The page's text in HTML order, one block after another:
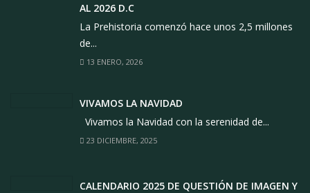
AL 2026 D.C
La Prehistoria comenzó hace unos 2,5 millones
de...
13 ENERO, 2026
VIVAMOS LA NAVIDAD
Vivamos la Navidad con la serenidad de...
23 DICIEMBRE, 2025
CALENDARIO 2025 DE QUESTIÓN DE IMAGEN Y